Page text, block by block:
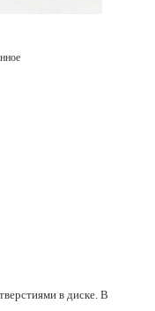
в диске. В